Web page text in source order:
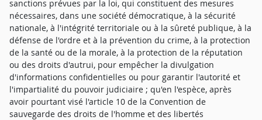
sanctions prévues par la loi, qui constituent des mesures
nécessaires, dans une société démocratique, à la sécurité
nationale, à l'intégrité territoriale ou à la sûreté publique, à la
défense de l'ordre et à la prévention du crime, à la protection
de la santé ou de la morale, à la protection de la réputation
ou des droits d'autrui, pour empêcher la divulgation
d'informations confidentielles ou pour garantir l'autorité et
l'impartialité du pouvoir judiciaire ; qu'en l'espèce, après
avoir pourtant visé l'article 10 de la Convention de
sauvegarde des droits de l'homme et des libertés